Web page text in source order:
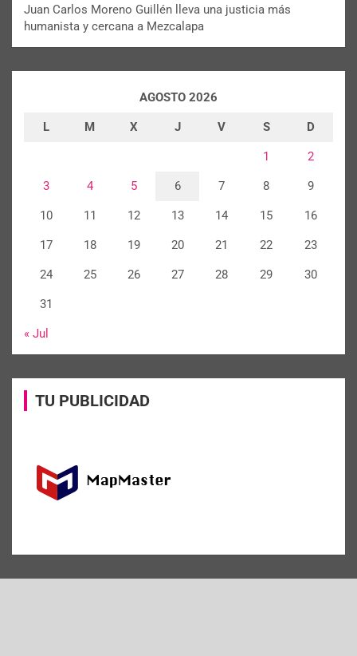
Juan Carlos Moreno Guillén lleva una justicia más
humanista y cercana a Mezcalapa
AGOSTO 2026
L M X J V S D
1 2
3 4 5 6 7 8 9
10 11 12 13 14 15 16
17 18 19 20 21 22 23
24 25 26 27 28 29 30
31
« Jul
TU PUBLICIDAD